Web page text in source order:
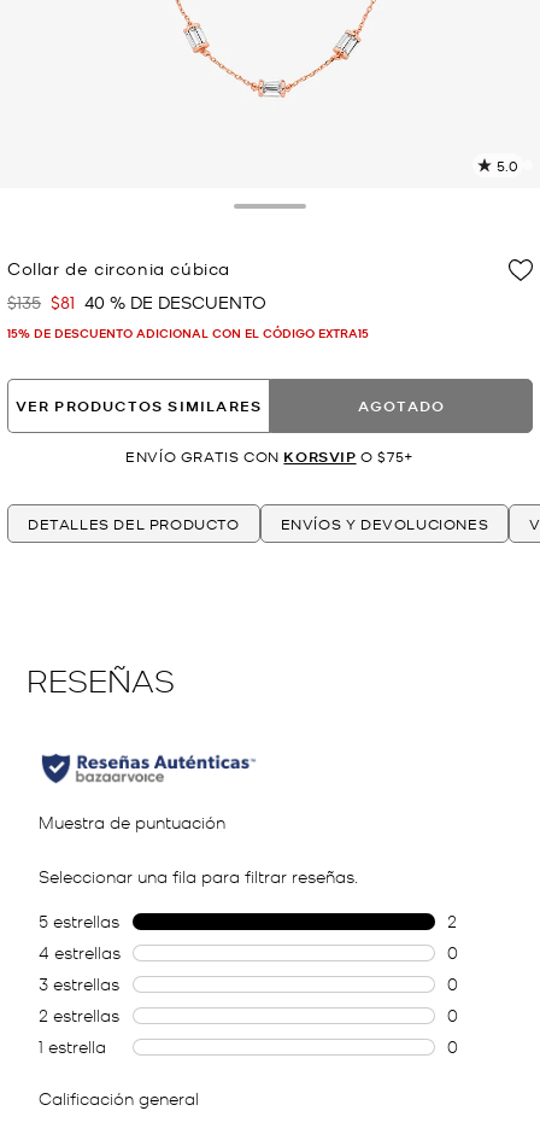
5.0
Collar de circonia cúbica
Era
$135 Ahora
$81 40 % DE DESCUENTO
15% DE DESCUENTO ADICIONAL CON EL CÓDIGO EXTRA15
VER PRODUCTOS SIMILARES AGOTADO
ENVÍO GRATIS CON KORSVIP O $75+
DETALLES DEL PRODUCTO ENVÍOS Y DEVOLUCIONES